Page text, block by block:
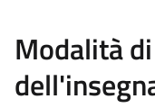
Modalità